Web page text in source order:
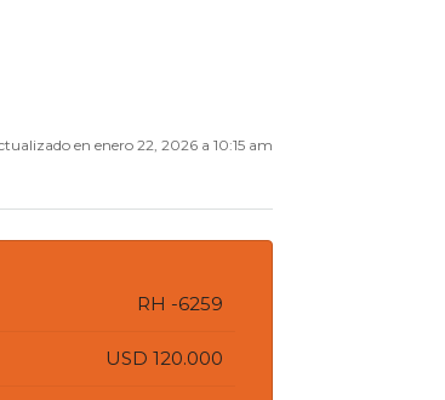
en enero 22, 2026 a 10:15 am
RH -6259
USD 120.000